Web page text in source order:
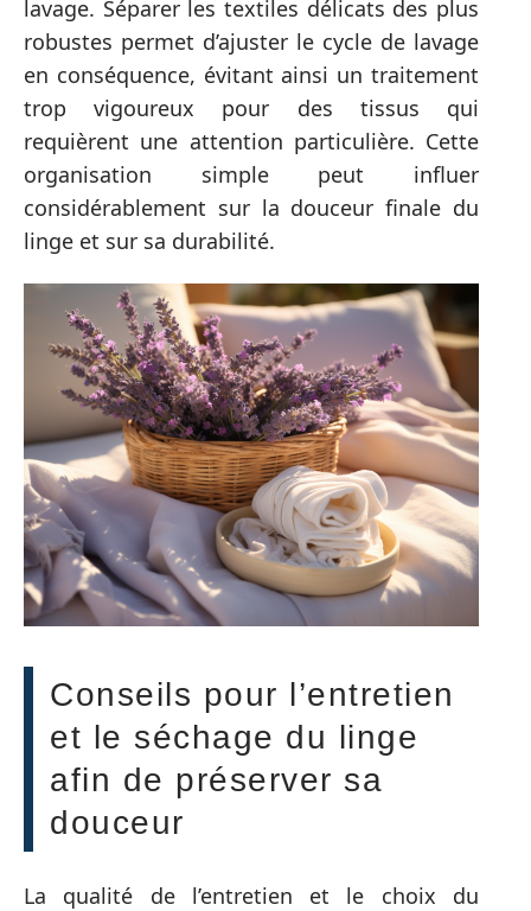
lavage. Séparer les textiles délicats des plus
robustes permet d’ajuster le cycle de lavage
en conséquence, évitant ainsi un traitement
trop vigoureux pour des tissus qui
requièrent une attention particulière. Cette
organisation simple peut influer
considérablement sur la douceur finale du
linge et sur sa durabilité.
Conseils pour l’entretien
et le séchage du linge
afin de préserver sa
douceur
La qualité de l’entretien et le choix du